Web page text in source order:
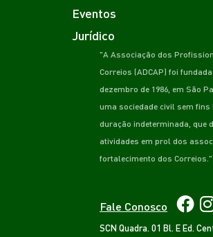
Eventos
Jurídico
"A Associação dos
Correios (ADCAP) foi fundada
dezembro de 1986, em São
uma sociedade civil sem fins
duração indeterminada, que
atividades em prol dos
fortalecimento dos Correios."
Fale Conosco
SCN Quadra. 01 Bl. E Ed.